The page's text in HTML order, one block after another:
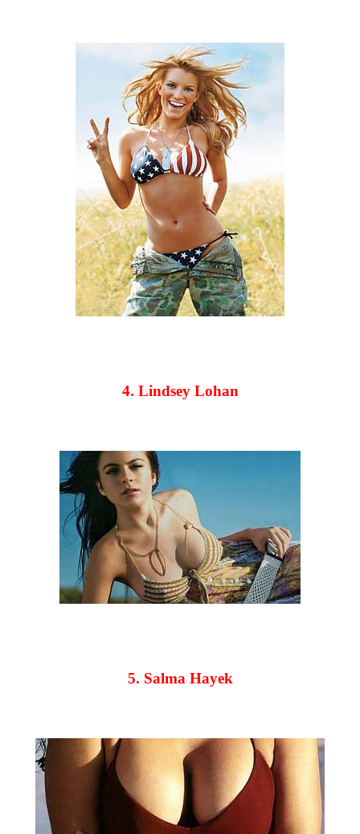
4. Lindsey Lohan
5. Salma Hayek